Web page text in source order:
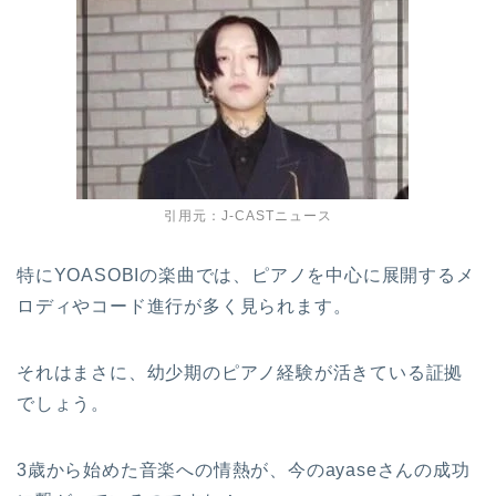
引用元：J-CASTニュース
特にYOASOBIの楽曲では、ピアノを中心に展開するメ
ロディやコード進行が多く見られます。
それはまさに、幼少期のピアノ経験が活きている証拠
でしょう。
3歳から始めた音楽への情熱が、今のayaseさんの成功